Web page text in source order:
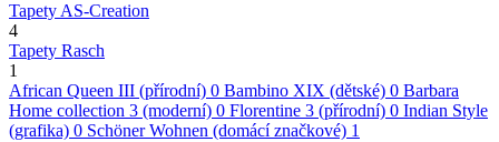
Tapety AS-Creation
4
Tapety Rasch
1
African Queen III (přírodní) 0 Bambino XIX (dětské) 0 Barbara
Home collection 3 (moderní) 0 Florentine 3 (přírodní) 0 Indian Style
(grafika) 0 Schöner Wohnen (domácí značkové) 1